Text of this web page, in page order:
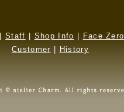
|Staff Shop Info Face Zero
Customer
History